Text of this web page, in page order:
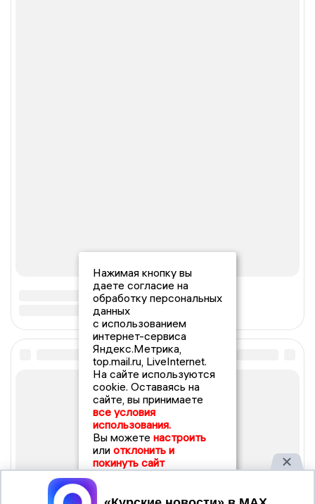
Нажимая кнопку вы
даете согласие на
обработку персональных
данных
с использованием
интернет-сервиса
Яндекс.Метрика,
top.mail.ru, LiveInternet.
На сайте используются
cookie. Оставаясь на
сайте, вы принимаете
все условия
использования.
Вы можете настроить
или отклонить и
покинуть сайт
Принять